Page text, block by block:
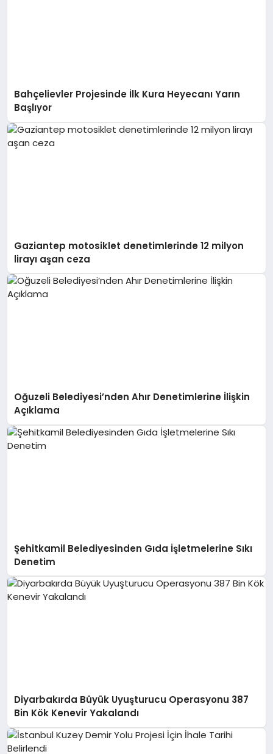
Bahçelievler Projesinde İlk Kura Heyecanı Yarın
Başlıyor
Gaziantep motosiklet denetimlerinde 12 milyon
lirayı aşan ceza
Oğuzeli Belediyesi’nden Ahır Denetimlerine İlişkin
Açıklama
Şehitkamil Belediyesinden Gıda İşletmelerine Sıkı
Denetim
Diyarbakırda Büyük Uyuşturucu Operasyonu 387
Bin Kök Kenevir Yakalandı